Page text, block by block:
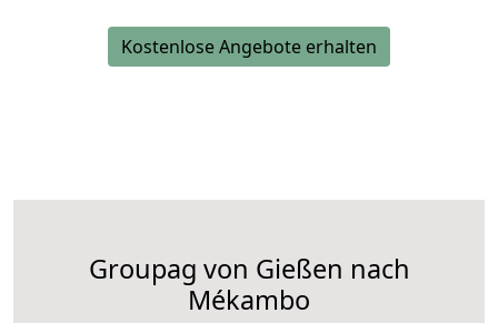
Kostenlose Angebote erhalten
Groupag von Gießen nach
Mékambo